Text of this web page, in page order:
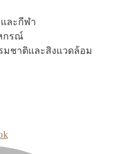
ละกีฬา
กรณ์
มชาติและสิงแวดล้อม